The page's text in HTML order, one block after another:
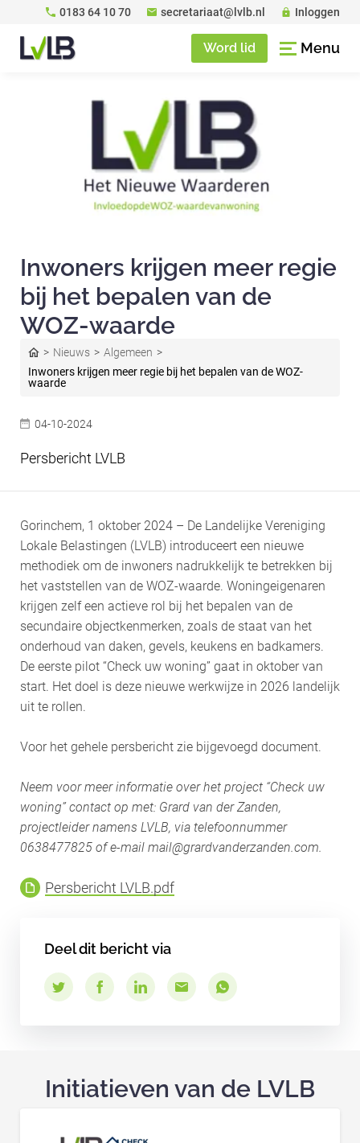
0183 64 10 70 secretariaat@lvlb.nl Inloggen
Word lid Menu
Inwoners krijgen meer regie
bij het bepalen van de
WOZ-waarde
Nieuws
Algemeen
Inwoners krijgen meer regie bij het bepalen van de WOZ-
waarde
04-10-2024
Persbericht LVLB
Gorinchem, 1 oktober 2024 – De Landelijke Vereniging
Lokale Belastingen (LVLB) introduceert een nieuwe
methodiek om de inwoners nadrukkelijk te betrekken bij
het vaststellen van de WOZ-waarde. Woningeigenaren
krijgen zelf een actieve rol bij het bepalen van de
secundaire objectkenmerken, zoals de staat van het
onderhoud van daken, gevels, keukens en badkamers.
De eerste pilot “Check uw woning” gaat in oktober van
start. Het doel is deze nieuwe werkwijze in 2026 landelijk
uit te rollen.
Voor het gehele persbericht zie bijgevoegd document.
Neem voor meer informatie over het project “Check uw
woning” contact op met: Grard van der Zanden,
projectleider namens LVLB, via telefoonnummer
0638477825 of e-mail mail@grardvanderzanden.com.
Persbericht LVLB.pdf
Deel dit bericht via
Initiatieven van de LVLB